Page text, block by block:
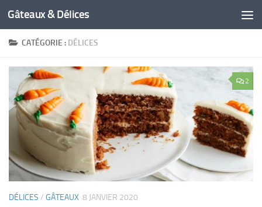
Gâteaux & Délices
CATÉGORIE : DÉLICES
2
DÉLICES / GÂTEAUX 8 JANVIER 2020